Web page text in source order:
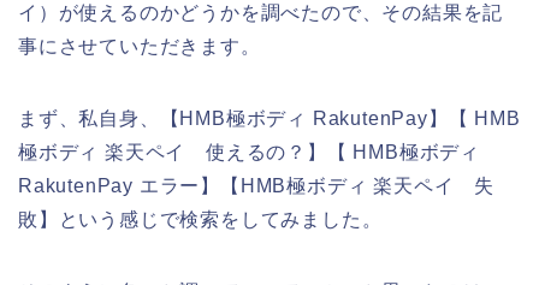
イ）が使えるのかどうかを調べたので、その結果を記
事にさせていただきます。
まず、私自身、【HMB極ボディ RakutenPay】【 HMB
極ボディ 楽天ペイ 使えるの？】【 HMB極ボディ
RakutenPay エラー】【HMB極ボディ 楽天ペイ 失
敗】という感じで検索をしてみました。